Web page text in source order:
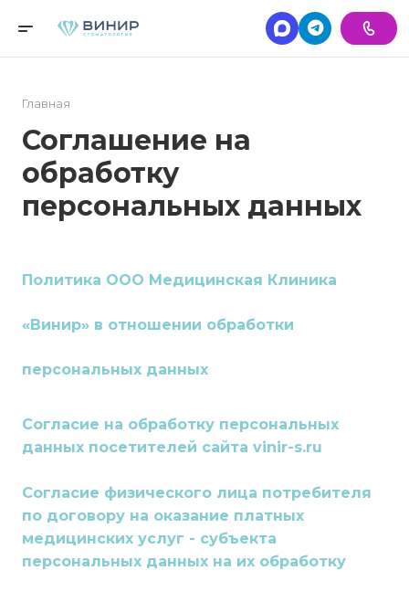
Главная
Соглашение на
обработку
персональных данных
Политика ООО Медицинская Клиника
«Винир» в отношении обработки
персональных данных
Согласие на обработку персональных
данных посетителей сайта vinir-s.ru
Согласие физического лица потребителя
по договору на оказание платных
медицинских услуг - субъекта
персональных данных на их обработку